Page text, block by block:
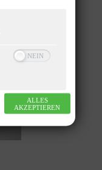
ALLES
AKZEPTIEREN